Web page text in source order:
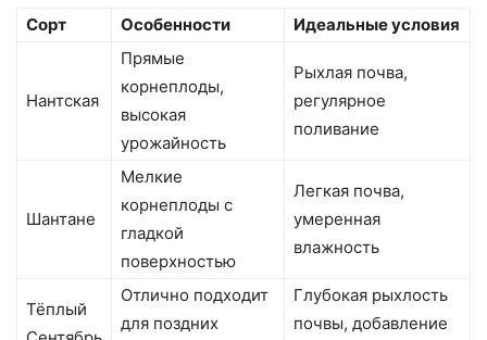
Сорт Особенности Идеальные условия
Нантская
Прямые
корнеплоды,
высокая
урожайность
Рыхлая почва,
регулярное
поливание
Шантане
Мелкие
корнеплоды с
гладкой
поверхностью
Легкая почва,
умеренная
влажность
Тёплый
Отлично подходит
для поздних
Глубокая рыхлость
почвы, добавление